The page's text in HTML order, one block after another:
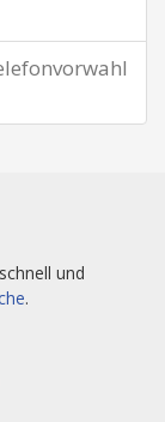
schnell und
.